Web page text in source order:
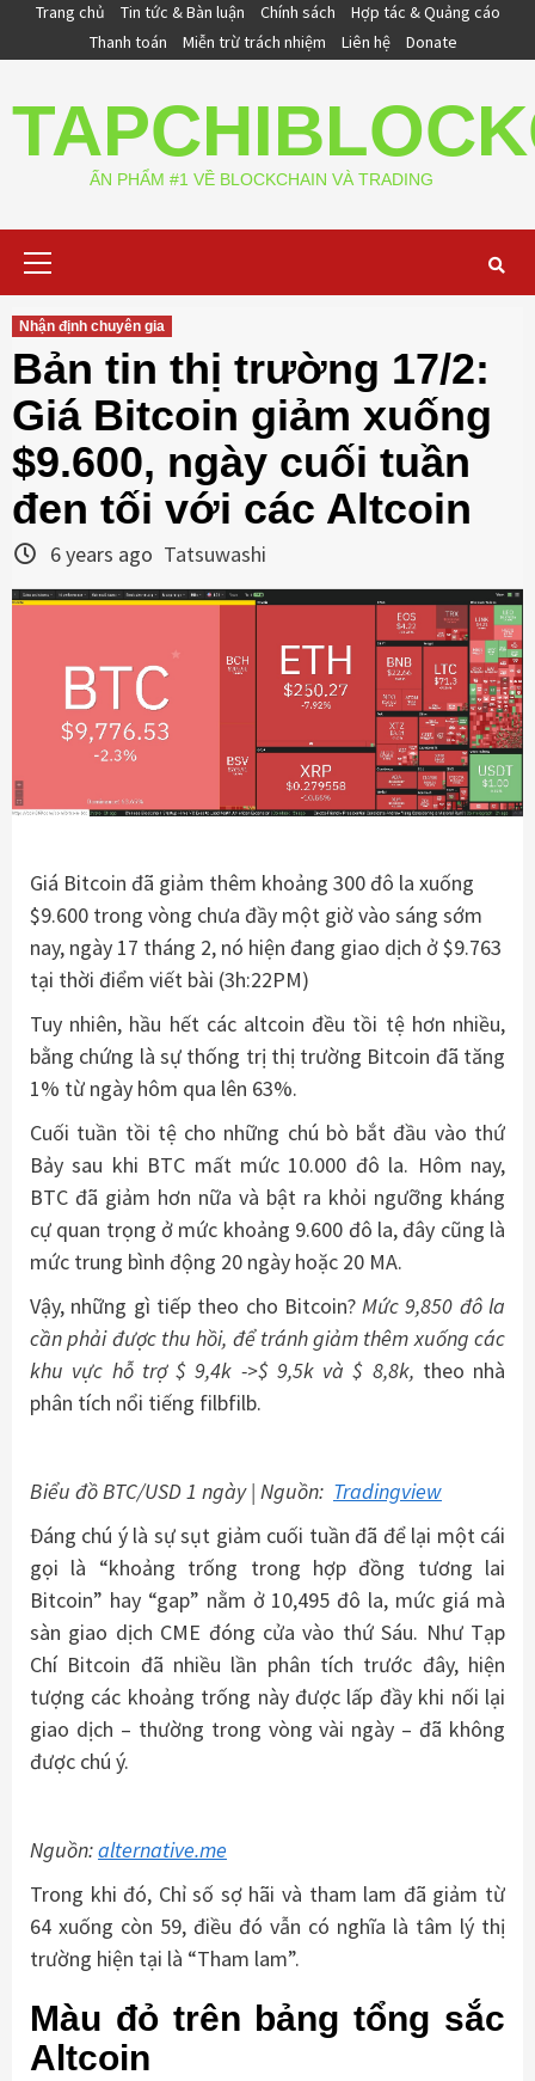
Trang chủ Tin tức & Bàn luận Chính sách
Hợp tác & Quảng cáo
Thanh toán
Miễn trừ trách nhiệm Liên hệ Donate
ẤN PHẨM #1 VỀ BLOCKCHAIN VÀ TRADING
Nhận định chuyên gia
Bản tin thị trường 17/2:
Giá Bitcoin giảm xuống
$9.600, ngày cuối tuần
đen tối với các Altcoin
6 years ago Tatsuwashi
Giá Bitcoin đã giảm thêm khoảng 300 đô la xuống
$9.600 trong vòng chưa đầy một giờ vào sáng sớm
nay, ngày 17 tháng 2, nó hiện đang giao dịch ở $9.763
tại thời điểm viết bài (3h:22PM)
Tuy nhiên, hầu hết các altcoin đều tồi tệ hơn nhiều,
bằng chứng là sự thống trị thị trường Bitcoin đã tăng
1% từ ngày hôm qua lên 63%.
Cuối tuần tồi tệ cho những chú bò bắt đầu vào thứ
Bảy sau khi BTC mất mức 10.000 đô la. Hôm nay,
BTC đã giảm hơn nữa và bật ra khỏi ngưỡng kháng
cự quan trọng ở mức khoảng 9.600 đô la, đây cũng là
mức trung bình động 20 ngày hoặc 20 MA.
Vậy, những gì tiếp theo cho Bitcoin?Mức 9,850 đô la
cần phải được thu hồi, để tránh giảm thêm xuống các
khu vực hỗ trợ $ 9,4k ->$ 9,5k và $ 8,8k, theo nhà
phân tích nổi tiếng filbfilb.
Biểu đồ BTC/USD 1 ngày | Nguồn: Tradingview
Đáng chú ý là sự sụt giảm cuối tuần đã để lại một cái
gọi là “khoảng trống trong hợp đồng tương lai
Bitcoin” hay “gap” nằm ở 10,495 đô la, mức giá mà
sàn giao dịch CME đóng cửa vào thứ Sáu. Như Tạp
Chí Bitcoin đã nhiều lần phân tích trước đây, hiện
tượng các khoảng trống này được lấp đầy khi nối lại
giao dịch – thường trong vòng vài ngày – đã không
được chú ý.
Nguồn:alternative.me
Trong khi đó, Chỉ số sợ hãi và tham lam đã giảm từ
64 xuống còn 59, điều đó vẫn có nghĩa là tâm lý thị
trường hiện tại là “Tham lam”.
Màu đỏ trên bảng tổng sắc
Altcoin